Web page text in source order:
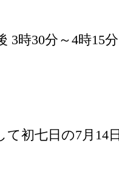
3時30分～4時15分
初七日の7月14